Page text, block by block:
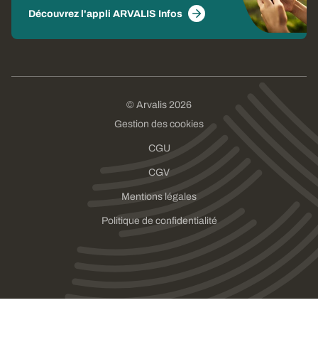
Découvrez l'appli ARVALIS Infos
© Arvalis 2026
Gestion des cookies
CGU
CGV
Mentions légales
Politique de confidentialité